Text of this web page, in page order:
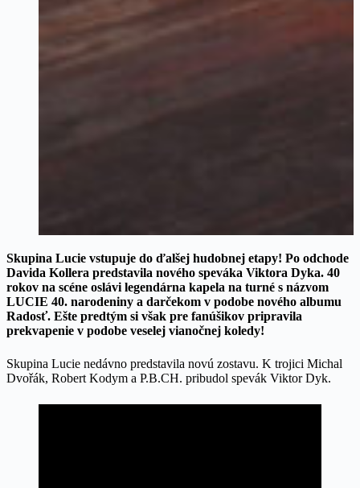
Skupina Lucie vstupuje do ďalšej hudobnej etapy! Po odchode
Davida Kollera predstavila nového speváka Viktora Dyka. 40
rokov na scéne oslávi legendárna kapela na turné s názvom
LUCIE 40. narodeniny a darčekom v podobe nového albumu
Radosť. Ešte predtým si však pre fanúšikov pripravila
prekvapenie v podobe veselej vianočnej koledy!
Skupina Lucie nedávno predstavila novú zostavu. K trojici Michal
Dvořák, Robert Kodym a P.B.CH. pribudol spevák Viktor Dyk.